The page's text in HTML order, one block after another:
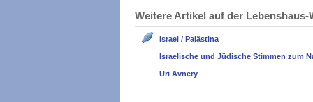
Weitere Artikel auf der
Israel / Palästina
Israelische und Jüdische Stimmen zum
Uri Avnery